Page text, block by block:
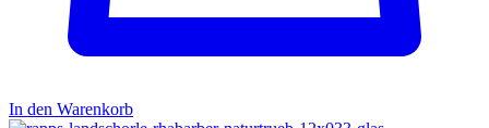
In den Warenkorb